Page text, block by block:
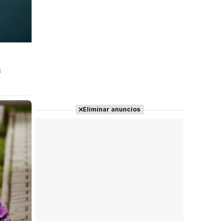
Eliminar anuncios